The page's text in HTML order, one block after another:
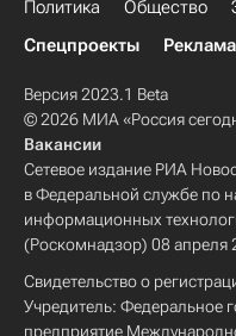
Политика Общество
Спецпроекты
Реклама
Версия 2023.1 Beta
© 2026 МИА «Россия
Вакансии
Сетевое издание РИА
в Федеральной службе по
информационных
(Роскомнадзор) 08 апреля
Свидетельство о
Учредитель: Федеральное
предприятие